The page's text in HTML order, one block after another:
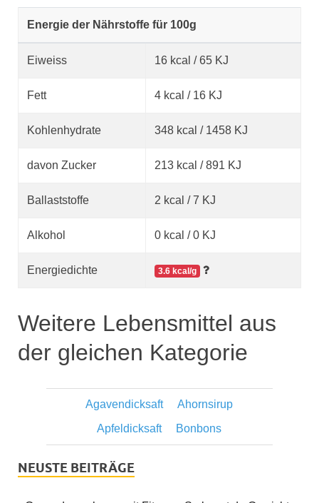
Energie der Nährstoffe für 100g
Eiweiss 16 kcal / 65 KJ
Fett 4 kcal / 16 KJ
Kohlenhydrate 348 kcal / 1458 KJ
davon Zucker 213 kcal / 891 KJ
Ballaststoffe 2 kcal / 7 KJ
Alkohol 0 kcal / 0 KJ
Energiedichte 3.6 kcal/g
Weitere Lebensmittel aus
der gleichen Kategorie
Agavendicksaft
Ahornsirup
Apfeldicksaft
Bonbons
NEUSTE BEITRÄGE